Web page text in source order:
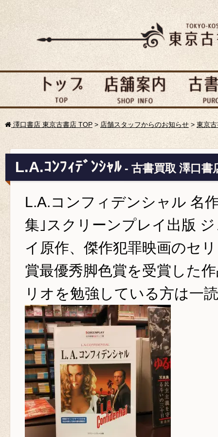
澤口書店 東京古書店 TOP > 店舗スタッフからのお知らせ> 東京
L.A.ｺﾝﾌｨﾃﾞﾝｼｬﾙ - 古書買取 澤口書
L.A.コンフィデンシャル 名
集｣スクリーンプレイ出版
イ原作、傑作犯罪映画のセ
賞最優秀脚色賞を受賞した
リオを勉強している方は一